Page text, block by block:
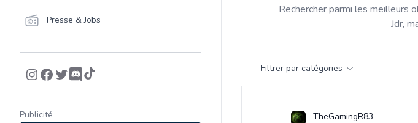
Presse & Jobs
Publicité
Rechercher parmi les meilleurs
Jdr,
Filtrer par catégories
TheGamingR83